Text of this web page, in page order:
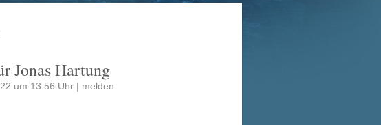
Jonas Hartung
um 13:56 Uhr | melden